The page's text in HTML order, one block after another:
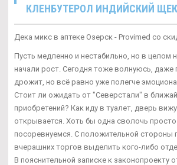
КЛЕНБУТЕРОЛ ИНДИЙСКИЙ
Дека микс в аптеке Озерск - Provimed со
Пусть медленно и нестабильно, но в целом
начали рост. Сегодня тоже волнуюсь, даже
дрожит, но всё равно уже полегче
Стоит ли ожидать от "Северстали" в
приобретений? Как иду в туалет, дверь
открывается. Хоть бы одна сволочь просто
посоревнуемся. С положительной стороны
вчерашних торгов выделить кого-либо
В пояснительной записке к законопроекту